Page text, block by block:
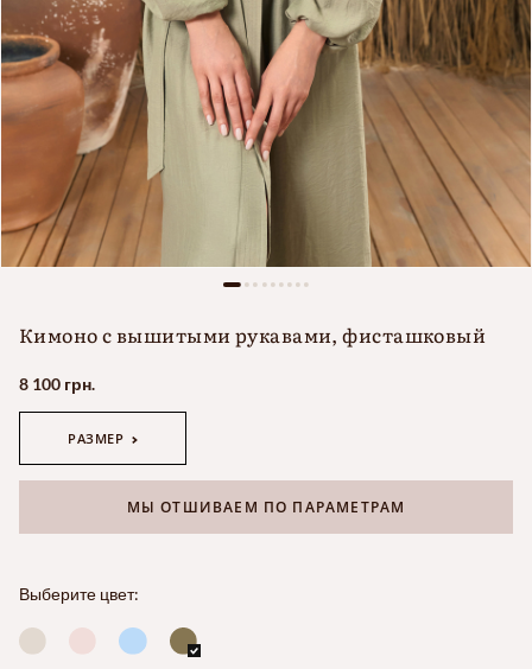
Кимоно с вышитыми рукавами, фисташковый
8 100 грн.
РАЗМЕР
МЫ ОТШИВАЕМ ПО ПАРАМЕТРАМ
Выберите цвет: